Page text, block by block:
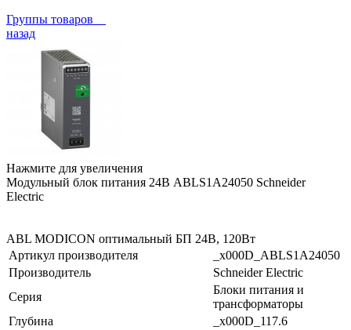
Группы товаров
назад
Нажмите для увеличения
Модульный блок питания 24В ABLS1A24050 Schneider
Electric
ABL MODICON оптимальный БП 24В, 120Вт
Артикул производителя
_x000D_ABLS1A24050
Производитель
Schneider Electric
Серия
Блоки питания и
трансформаторы
Глубина
_x000D_117.6